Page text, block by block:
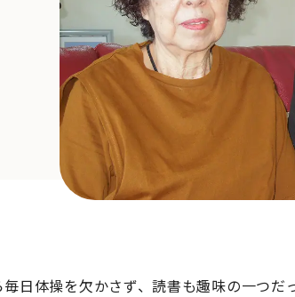
日体操を欠かさず、読書も趣味の一つだ